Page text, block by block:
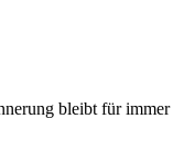
bleibt für immer